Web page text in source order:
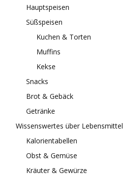
Hauptspeisen
Süßspeisen
Kuchen & Torten
Muffins
Kekse
Snacks
Brot & Gebäck
Getränke
Wissenswertes über Lebensmittel
Kalorientabellen
Obst & Gemüse
Kräuter & Gewürze